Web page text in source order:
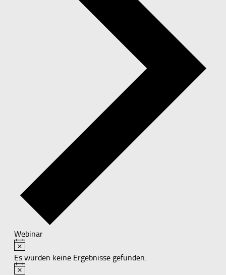
Webinar
Veranstaltungen
Hinweis
Es wurden keine Ergebnisse gefunden.
Hinweis